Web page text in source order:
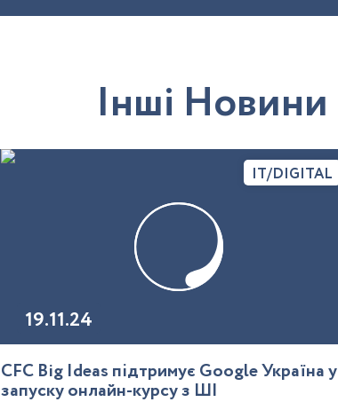
Інші Новини
19.11.24
IT/DIGITAL
CFC Big Ideas підтримує Google Україна у
запуску онлайн-курсу з ШІ